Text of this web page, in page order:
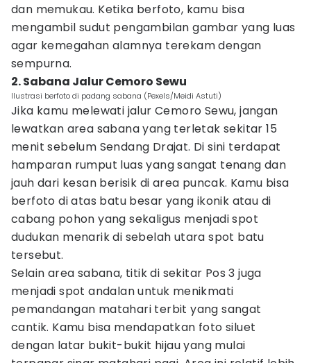
dan memukau. Ketika berfoto, kamu bisa
mengambil sudut pengambilan gambar yang luas
agar kemegahan alamnya terekam dengan
sempurna.
2. Sabana Jalur Cemoro Sewu
Ilustrasi berfoto di padang sabana (Pexels/Meidi Astuti)
Jika kamu melewati jalur Cemoro Sewu, jangan
lewatkan area sabana yang terletak sekitar 15
menit sebelum Sendang Drajat. Di sini terdapat
hamparan rumput luas yang sangat tenang dan
jauh dari kesan berisik di area puncak. Kamu bisa
berfoto di atas batu besar yang ikonik atau di
cabang pohon yang sekaligus menjadi spot
dudukan menarik di sebelah utara spot batu
tersebut.
Selain area sabana, titik di sekitar Pos 3 juga
menjadi spot andalan untuk menikmati
pemandangan matahari terbit yang sangat
cantik. Kamu bisa mendapatkan foto siluet
dengan latar bukit-bukit hijau yang mulai